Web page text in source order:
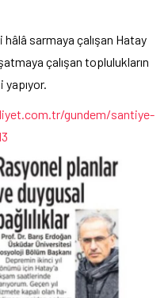
sarmaya çalışan Hatay
çalışan toplulukların
gundem/santiye-